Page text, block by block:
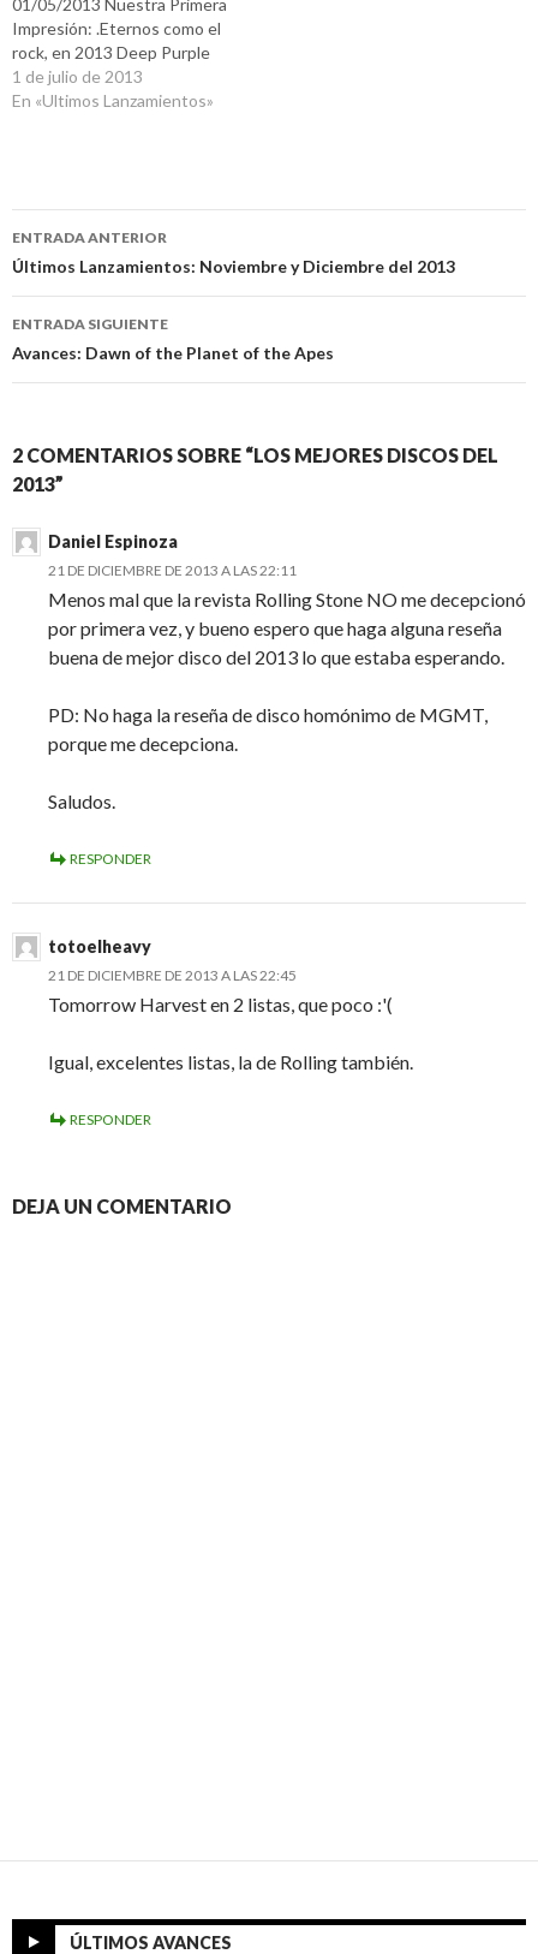
Impresión: .Eternos como el
rock, en 2013 Deep Purple
dice nuevamente presente
con la edición de Now
1 de julio de 2013
En «Ultimos Lanzamientos»
Navegación
de
entradas
ENTRADA ANTERIOR
Últimos Lanzamientos: Noviembre y Diciembre del 2013
ENTRADA SIGUIENTE
Avances: Dawn of the Planet of the Apes
2 COMENTARIOS SOBRE “LOS MEJORES DISCOS DEL
2013”
Daniel Espinoza
21 DE DICIEMBRE DE 2013 A LAS 22:11
Menos mal que la revista Rolling Stone NO me decepcionó
por primera vez, y bueno espero que haga alguna reseña
buena de mejor disco del 2013 lo que estaba esperando.
PD: No haga la reseña de disco homónimo de MGMT,
porque me decepciona.
Saludos.
RESPONDER
totoelheavy
21 DE DICIEMBRE DE 2013 A LAS 22:45
Tomorrow Harvest en 2 listas, que poco :'(
Igual, excelentes listas, la de Rolling también.
RESPONDER
DEJA UN COMENTARIO
ÚLTIMOS AVANCES